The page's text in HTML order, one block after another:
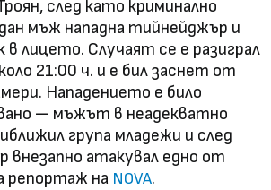
след като криминално
мъж нападна тийнейджър и
в лицето. Случаят се е разиграл
21:00 ч. и е бил заснет от
Нападението е било
— мъжът в неадекватно
група младежи и след
внезапно атакувал едно от
репортаж на NOVA.